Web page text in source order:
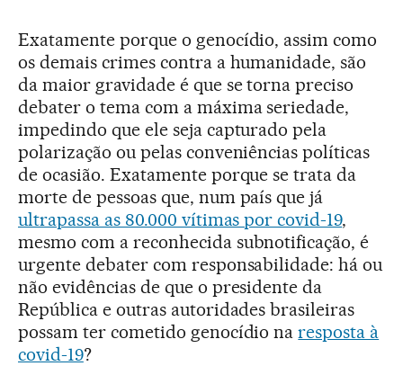
Exatamente porque o genocídio, assim como
os demais crimes contra a humanidade, são
da maior gravidade é que se torna preciso
debater o tema com a máxima seriedade,
impedindo que ele seja capturado pela
polarização ou pelas conveniências políticas
de ocasião. Exatamente porque se trata da
morte de pessoas que, num país que já
ultrapassa as 80.000 vítimas por covid-19,
mesmo com a reconhecida subnotificação, é
urgente debater com responsabilidade: há ou
não evidências de que o presidente da
República e outras autoridades brasileiras
possam ter cometido genocídio naresposta à
covid-19?